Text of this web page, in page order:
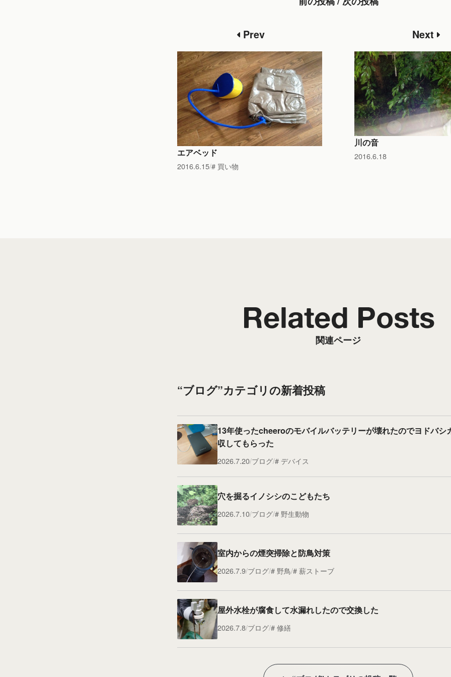
Prev
エアベッド
2016.6.15 買い物
Next
川の音
2016.6.18
関連ページ
Related Posts
“ブログ”カテゴリの新着投稿
13年使ったcheeroのモバイルバッテリーが壊れたのでヨドバシ
収してもらった
2026.7.20 ブログ デバイス
穴を掘るイノシシのこどもたち
2026.7.10 ブログ 野生動物
室内からの煙突掃除と防鳥対策
2026.7.9 ブログ 野鳥 薪ストーブ
屋外水栓が腐食して水漏れしたので交換した
2026.7.8 ブログ 修繕